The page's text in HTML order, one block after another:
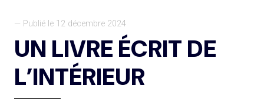
— Publié le 12 décembre 2024
UN LIVRE ÉCRIT DE
L’INTÉRIEUR